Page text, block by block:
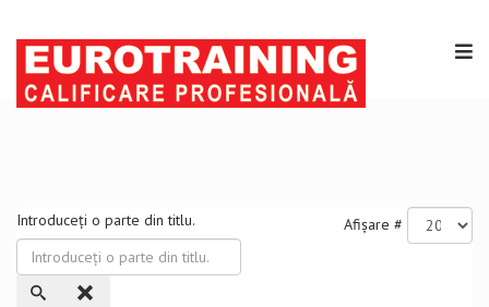
Introduceți o parte din titlu. Afișare #